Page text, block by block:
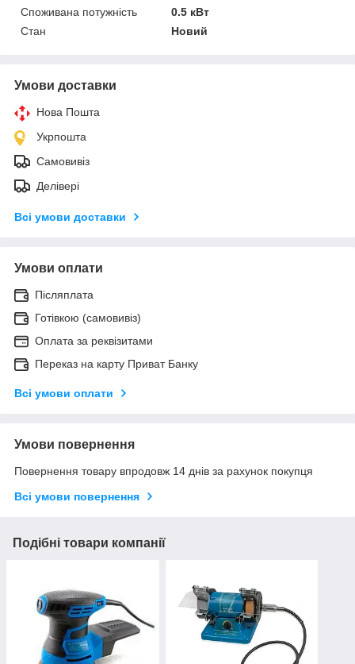
Споживана потужність
0.5 кВт
Стан
Новий
Умови доставки
Нова Пошта
Укрпошта
Самовивіз
Делівері
Всі умови доставки
Умови оплати
Післяплата
Готівкою (самовивіз)
Оплата за реквізитами
Переказ на карту Приват Банку
Всі умови оплати
Умови повернення
Повернення товару впродовж 14 днів за рахунок покупця
Всі умови повернення
Подібні товари компанії